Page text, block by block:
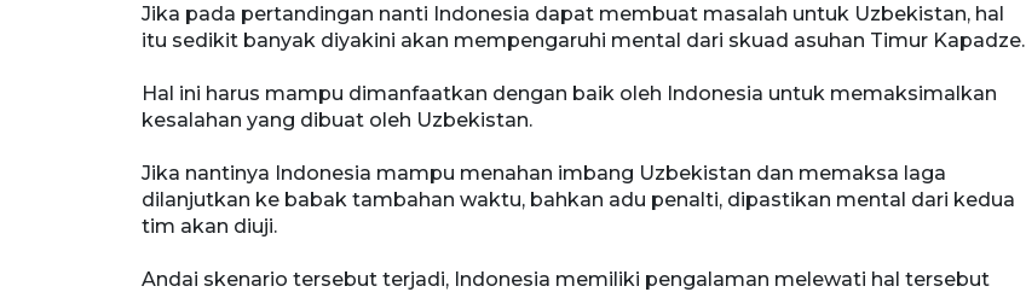
Jika pada pertandingan nanti Indonesia dapat membuat masalah untuk Uzbekistan, hal
itu sedikit banyak diyakini akan mempengaruhi mental dari skuad asuhan Timur Kapadze.
Hal ini harus mampu dimanfaatkan dengan baik oleh Indonesia untuk memaksimalkan
kesalahan yang dibuat oleh Uzbekistan.
Jika nantinya Indonesia mampu menahan imbang Uzbekistan dan memaksa laga
dilanjutkan ke babak tambahan waktu, bahkan adu penalti, dipastikan mental dari kedua
tim akan diuji.
Andai skenario tersebut terjadi, Indonesia memiliki pengalaman melewati hal tersebut